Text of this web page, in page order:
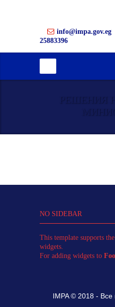
info@impa.gov.eg
25883396
РЕШЕНИЯ
NO SIDEBAR
This template supports
widgets.
For adding widgets to
IMPA © 2018 -